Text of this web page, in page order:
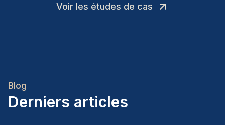
Voir les études de cas
Blog
Derniers articles